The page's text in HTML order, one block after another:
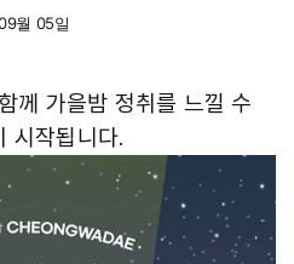
월 05일
께 가을밤 정취를 느낄 수
시작됩니다.